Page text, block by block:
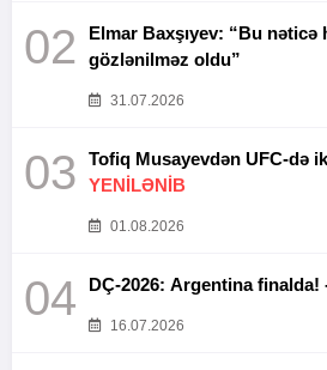
02
Elmar Baxşıyev: “Bu nəticə
gözlənilməz oldu”
31.07.2026
03
YENİLƏNİB
01.08.2026
04 DÇ-2026: Argentina finalda!
16.07.2026